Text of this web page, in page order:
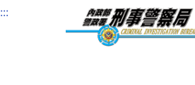
進入內容區塊
:::